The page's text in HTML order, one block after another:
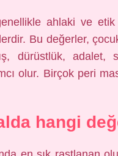
ahlaki ve
Bu değerler,
dürüstlük,
olur. Birçok peri
hangi